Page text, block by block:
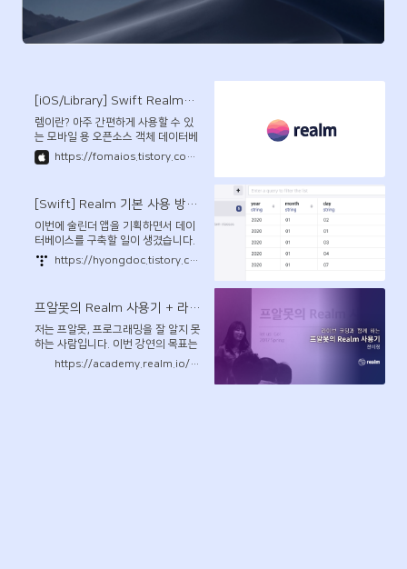
[iOS/Library] Swift Realm으로 데이터 관리하기 (Realm DataBase Save,Read,Update,Delete)
렘이란? 아주 간편하게 사용할 수 있
는 모바일 용 오픈소스 객체 데이터베
이스입니다 사용법은 우선 pod에
'ReamSwift'를 추가해줍니다. 터미
https://fomaios.tistory.com/entry/Swift-Realm%EC%9C%BC%EB%A1%9C-%EB%8D%B0%EC%9D%B4%ED%84%B0-%EA%B4%80%EB%A6%AC%ED%95%98%EA%B8%B0-Realm-DataBase
[Swift] Realm 기본 사용 방법 및 예제
이번에 술린더 앱을 기획하면서 데이
터베이스를 구축할 일이 생겼습니다.
서버 없이, 오로지 디바이스 내에 구축
해야했기 때문에 이것저것 검색을 해
에 그냥 Realm을 검색해서 사이트를
찾아보니, 과거 버전이 많이 뜨더라고
요. 최신버전은 늘 공홈에서 확인하는
습관을 길러야겠습니다. 공식 깃허브
에서는 아래와 같이 설명하고 있습니
https://hyongdoc.tistory.com/336
프알못의 Realm 사용기 + 라이브 코딩 데모
저는 프알못, 프로그래밍을 잘 알지 못
하는 사람입니다. 이번 강연의 목표는
프알못도 할 수 있으니 다른 분도 할
수 있다는 자신감을 드리는 겁니다. 제
https://academy.realm.io/kr/posts/realm-swift-live-coding-beginner/